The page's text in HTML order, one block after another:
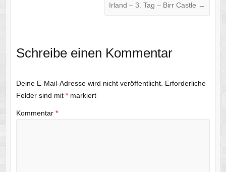
Irland – 3. Tag – Birr Castle →
Schreibe einen Kommentar
Deine E-Mail-Adresse wird nicht veröffentlicht. Erforderliche
Felder sind mit *markiert
Kommentar *